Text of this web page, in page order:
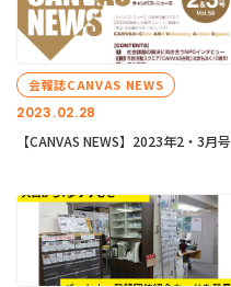
2023.02.28
会報誌CANVAS NEWS
【CANVAS NEWS】2023年2・3月号